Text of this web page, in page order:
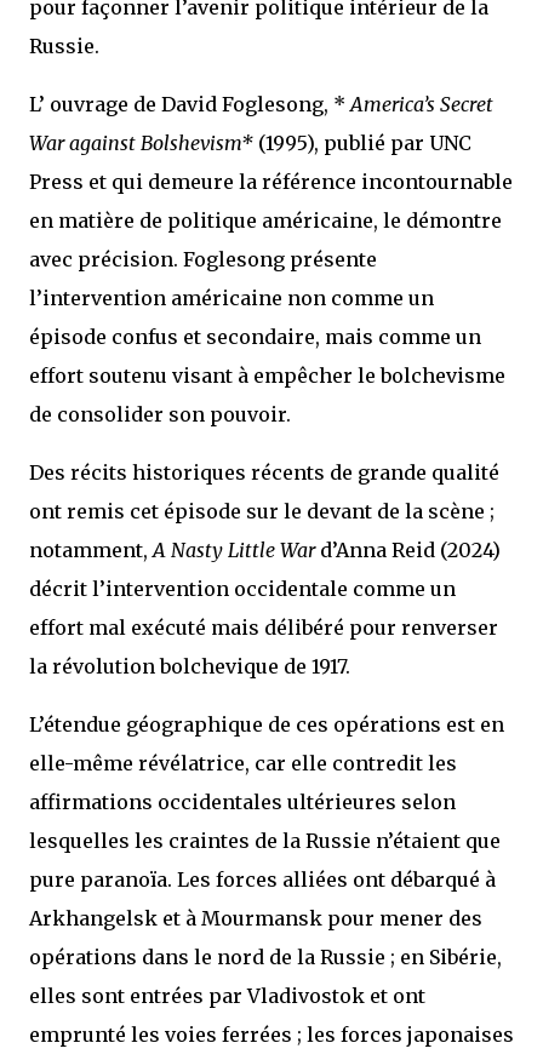
pour façonner l’avenir politique intérieur de la
Russie.
L’ ouvrage de David Foglesong, *America’s Secret
War against Bolshevism* (1995), publié par UNC
Press et qui demeure la référence incontournable
en matière de politique américaine, le démontre
avec précision. Foglesong présente
l’intervention américaine non comme un
épisode confus et secondaire, mais comme un
effort soutenu visant à empêcher le bolchevisme
de consolider son pouvoir.
Des récits historiques récents de grande qualité
ont remis cet épisode sur le devant de la scène ;
notamment,A Nasty Little Ward’Anna Reid (2024)
décrit l’intervention occidentale comme un
effort mal exécuté mais délibéré pour renverser
la révolution bolchevique de 1917.
L’étendue géographique de ces opérations est en
elle-même révélatrice, car elle contredit les
affirmations occidentales ultérieures selon
lesquelles les craintes de la Russie n’étaient que
pure paranoïa. Les forces alliées ont débarqué à
Arkhangelsk et à Mourmansk pour mener des
opérations dans le nord de la Russie ; en Sibérie,
elles sont entrées par Vladivostok et ont
emprunté les voies ferrées ; les forces japonaises